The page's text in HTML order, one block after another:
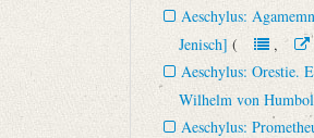
Aeschylus:
Jenisch] (,
Aeschylus: Orestie.
Wilhelm von
Aeschylus: